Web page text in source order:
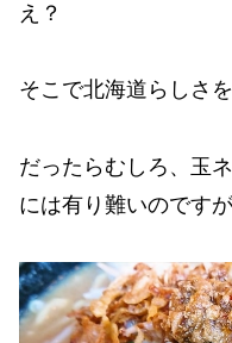
え？
そこで北海道らしさ
だったらむしろ、玉
には有り難いのですが